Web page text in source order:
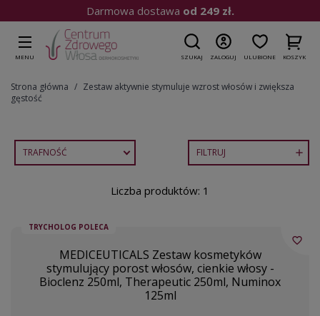
Darmowa dostawa od 249 zł.
MENU SZUKAJ ZALOGUJ ULUBIONE KOSZYK
Strona główna
Zestaw aktywnie stymuluje wzrost włosów i zwiększa
gęstość
TRAFNOŚĆ FILTRUJ 
Liczba produktów: 1
TRYCHOLOG POLECA
MEDICEUTICALS Zestaw kosmetyków
stymulujący porost włosów, cienkie włosy -
Bioclenz 250ml, Therapeutic 250ml, Numinox
125ml
favorite_border